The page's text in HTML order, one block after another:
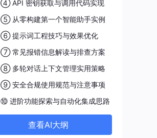
④ API 密钥获取与调用代码实现
⑤ 从零构建第一个智能助手实例
⑥ 提示词工程技巧与效果优化
⑦ 常见报错信息解读与排查方案
⑧ 多轮对话上下文管理实用策略
⑨ 安全合规使用规范与注意事项
⑩ 进阶功能探索与自动化集成思路
查看AI大纲